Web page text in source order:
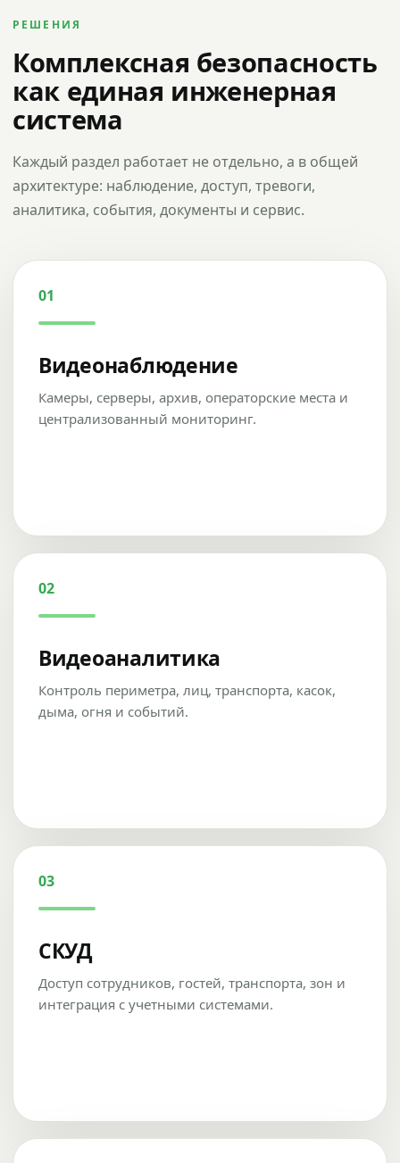
РЕШЕНИЯ
Комплексная безопасность
как единая инженерная
система
Каждый раздел работает не отдельно, а в общей
архитектуре: наблюдение, доступ, тревоги,
аналитика, события, документы и сервис.
01
Видеонаблюдение
Камеры, серверы, архив, операторские места и
централизованный мониторинг.
02
Видеоаналитика
Контроль периметра, лиц, транспорта, касок,
дыма, огня и событий.
03
СКУД
Доступ сотрудников, гостей, транспорта, зон и
интеграция с учетными системами.